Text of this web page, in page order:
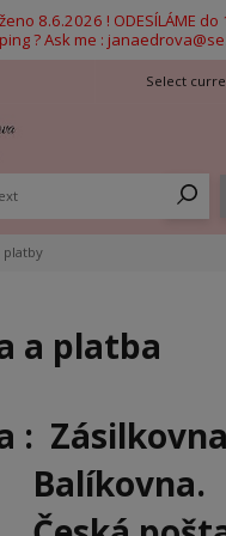
8.6.2026 ! ODESÍLÁME
? Ask me :
platby
a platba
: